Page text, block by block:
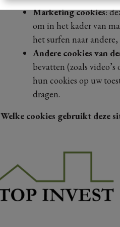
Marketing cookies:
om in het kader van
het surfen naar
Andere cookies van
bevatten (zoals
hun cookies op uw
dragen.
Welke cookies gebruikt deze